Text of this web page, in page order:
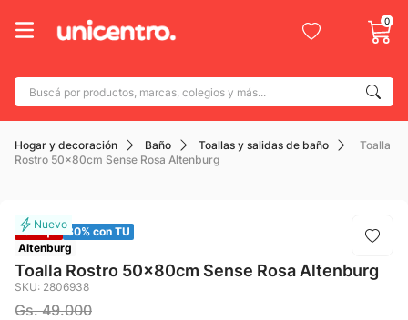
0
Buscá por productos, marcas, colegios y más...
Hogar y decoración Baño Toallas y salidas de baño
Toalla
Rostro 50x80cm Sense Rosa Altenburg
La Liqui 30% con TU
Altenburg
Toalla Rostro 50x80cm Sense Rosa Altenburg
SKU: 2806938
Gs. 49.000
Términos más buscados
1 . adidas
4. botin
5. caterpillar
6. mochila